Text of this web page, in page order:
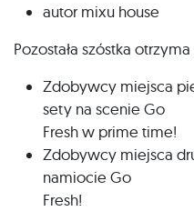
autor mixu house
Pozostała szóstka
Zdobywcy miejsca
sety na scenie Go
Fresh w prime time!
Zdobywcy miejsca
namiocie Go
Fresh!